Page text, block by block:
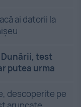
ai datorii la
Dunării, test
putea urma
descoperite pe